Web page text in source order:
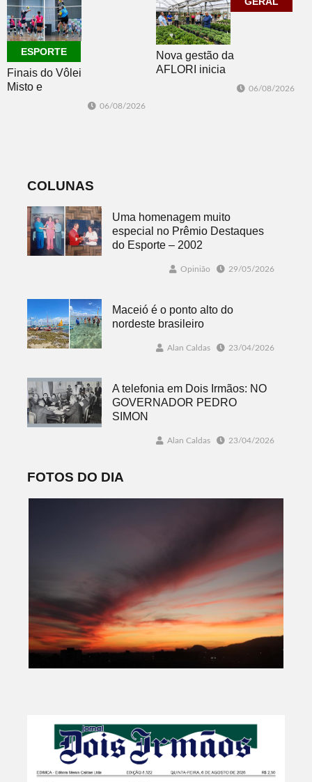
ESPORTE
Finais do Vôlei
Misto e
06/08/2026
Nova gestão da
AFLORI inicia
06/08/2026
COLUNAS
Uma homenagem muito
especial no Prêmio Destaques
do Esporte – 2002
Opinião 29/05/2026
Maceió é o ponto alto do
nordeste brasileiro
Alan Caldas 23/04/2026
A telefonia em Dois Irmãos: NO
GOVERNADOR PEDRO
SIMON
Alan Caldas 23/04/2026
FOTOS DO DIA